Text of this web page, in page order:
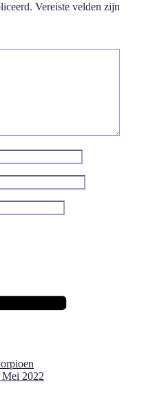
Vereiste velden zijn
Mei 2022